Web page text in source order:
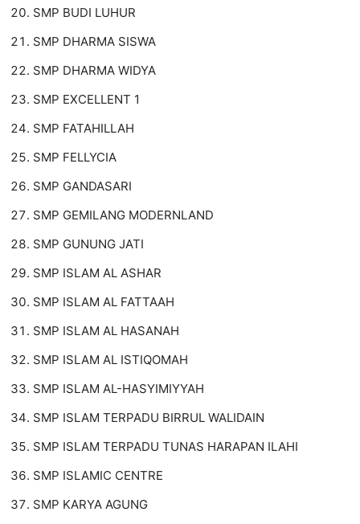
SMP BUDI LUHUR
SMP DHARMA SISWA
SMP DHARMA WIDYA
SMP EXCELLENT 1
SMP FATAHILLAH
SMP FELLYCIA
SMP GANDASARI
SMP GEMILANG MODERNLAND
SMP GUNUNG JATI
SMP ISLAM AL ASHAR
SMP ISLAM AL FATTAAH
SMP ISLAM AL HASANAH
SMP ISLAM AL ISTIQOMAH
SMP ISLAM AL-HASYIMIYYAH
SMP ISLAM TERPADU BIRRUL WALIDAIN
SMP ISLAM TERPADU TUNAS HARAPAN ILAHI
SMP ISLAMIC CENTRE
SMP KARYA AGUNG